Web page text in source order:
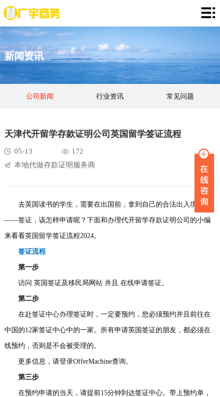
网
站
首
页
存
款
证
资
金
资
单
项
新
闻
品
事
我
新闻资讯
公司新闻 行业资讯 常见问题
天津代开留学存款证明公司英国留学签证流程
05-13
172
本地代做存款证明服务商
去英国读书的学生，需要在出国前，拿到自己的合法出入境证明
——签证，该怎样申请呢？下面和办理代开留学存款证明公司的小编
来看看英国留学签证流程2024。
签证流程
第一步
访问 英国签证及移民局网站 并且 在线申请签证。
第二步
在赴签证中心办理签证时，一定要预约，您必须预约并且前往在
中国的12家签证中心中的一家。所有申请英国签证的朋友，都必须在
线预约，否则是不会被受理的。
更多信息，请登录OfferMachine查询。
第三步
在预约申请的当天，请提前15分钟到达签证中心。带上预约单，